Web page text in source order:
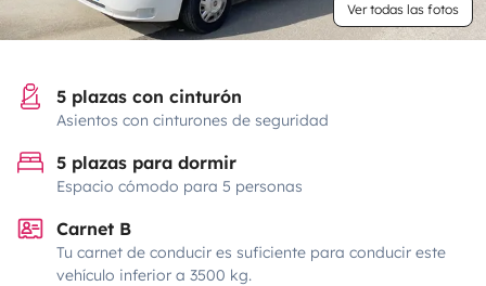
Ver todas las fotos
5 plazas con cinturón
Asientos con cinturones de seguridad
5 plazas para dormir
Espacio cómodo para 5 personas
Carnet B
Tu carnet de conducir es suficiente para conducir este
vehículo inferior a 3500 kg.